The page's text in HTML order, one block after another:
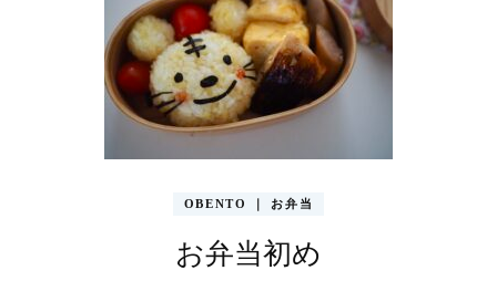
OBENTO ｜ お弁当
お弁当初め